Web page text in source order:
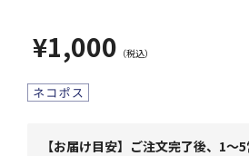
¥1,000
【お届け目安】ご注文完了後、1～